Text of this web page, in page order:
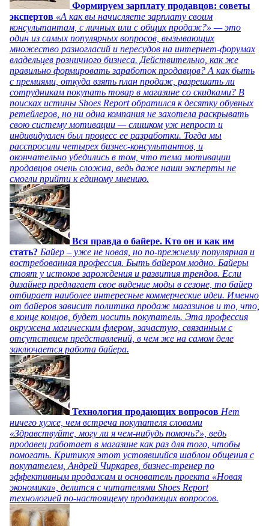
Формируем зарплату продавцов: советы
экспертов «А как вы начисляете зарплату своим
консультантам, с личных или с общих продаж?» — это
один из самых популярных вопросов, вызывающих
множество разногласий и пересудов на интернет-форумах
владельцев розничного бизнеса. Действительно, как же
правильно формировать заработок продавцов? А как быть
с премиями, откуда взять план продаж, разрешать ли
сотрудникам покупать товар в магазине со скидками? В
поисках истины Shoes Report обратился к десятку обувных
ретейлеров, но ни одна компания не захотела раскрывать
свою систему мотивации — слишком уж непрост и
индивидуален был процесс ее разработки. Тогда мы
расспросили четырех бизнес-консультантов, и
окончательно убедились в том, что тема мотивации
продавцов очень сложна, ведь даже наши эксперты не
смогли прийти к единому мнению.
Вся правда о байере. Кто он и как им
стать? Байер – уже не новая, но по-прежнему популярная и
востребованная профессия. Быть байером модно. Байеры
стоят у истоков зарождения и развития трендов. Если
дизайнер предлагает свое видение моды в сезоне, то байер
отбирает наиболее интересные коммерческие идеи. Именно
от байеров зависит политика продаж магазинов и то, что,
в конце концов, будет носить покупатель. Эта профессия
окружена магическим флером, зачастую, связанным с
отсутствием представлений, в чем же на самом деле
заключается работа байера.
Технология продающих вопросов Нет
ничего хуже, чем встреча покупателя словами
«Здравствуйте, могу ли я чем-нибудь помочь?», ведь
продавец работает в магазине как раз для того, чтобы
помогать. Критикуя этот устоявшийся шаблон общения с
покупателем, Андрей Чиркарев, бизнес-тренер по
эффективным продажам и основатель проекта «Новая
экономика», делится с читателями Shoes Report
технологией по-настоящему продающих вопросов.